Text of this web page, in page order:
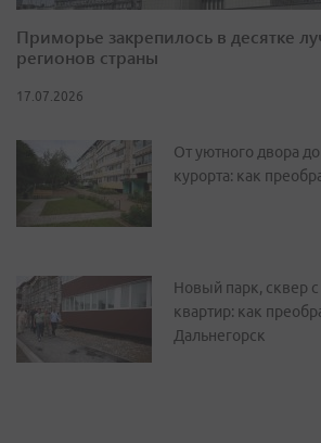
Приморье закрепилось в десятке
регионов страны
17.07.2026
От уютного двора
курорта: как
Новый парк, сквер
квартир: как
Дальнегорск